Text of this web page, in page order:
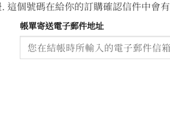
這個號碼在給你的訂購確認信件中會有
帳單寄送電子郵件地址